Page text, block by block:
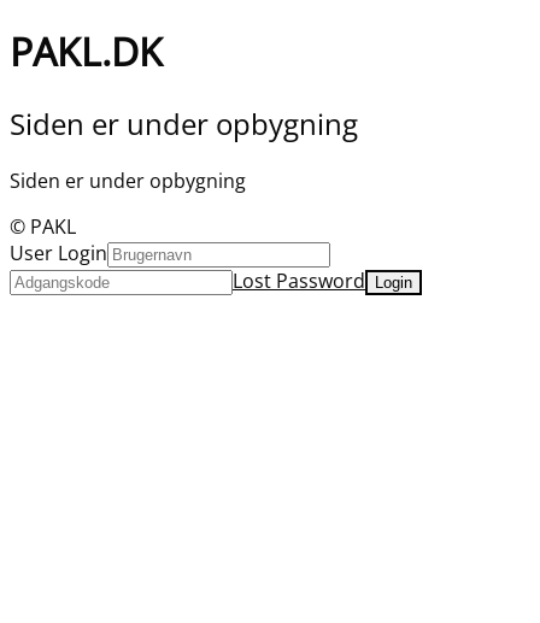
PAKL.DK
Siden er under opbygning
Siden er under opbygning
© PAKL
User Login
Lost Password